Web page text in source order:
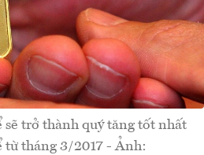
sẽ trở thành quý tăng tốt nhất
từ tháng 3/2017 - Ảnh: